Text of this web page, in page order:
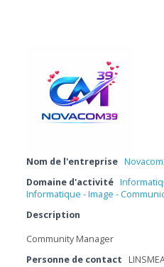
Nom de l'entreprise
Domaine d'activité
Informatique - Image -
Description
Community Manager
Personne de contact